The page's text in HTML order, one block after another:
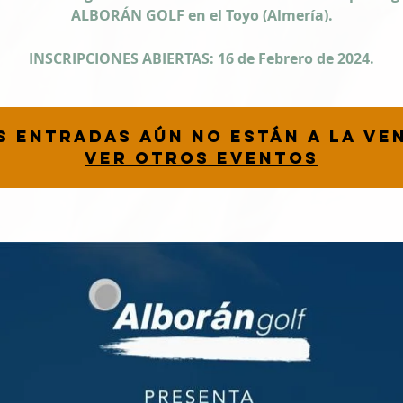
ALBORÁN GOLF en el Toyo (Almería).
INSCRIPCIONES ABIERTAS: 16 de Febrero de 2024.
entradas aún no están a la
Ver otros eventos